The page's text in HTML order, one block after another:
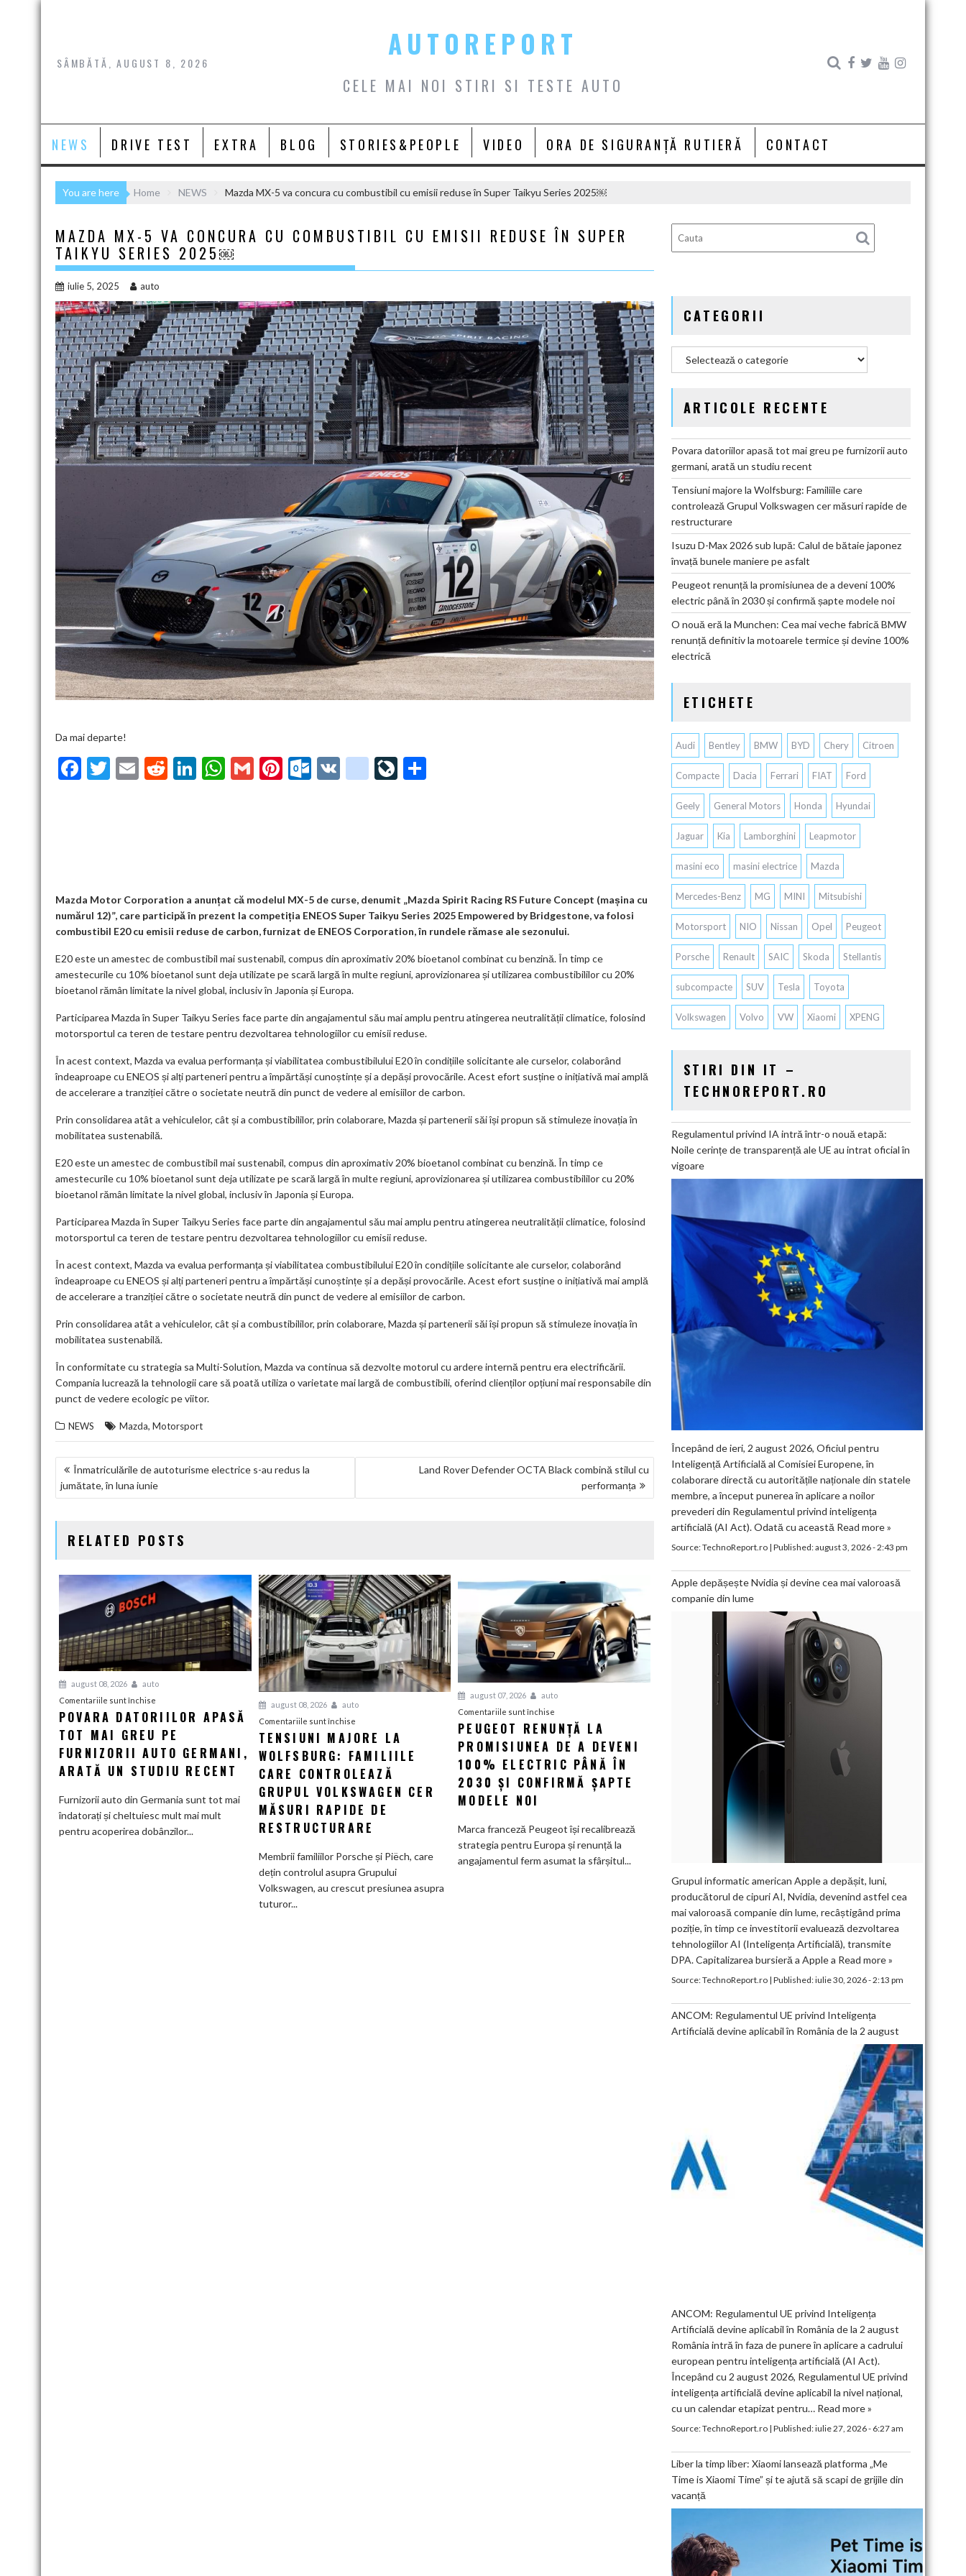
Skip
SÂMBĂTĂ, AUGUST 8, 2026
AUTOREPORT
CELE MAI NOI STIRI SI TESTE AUTO
NEWS DRIVE TEST EXTRA BLOG STORIES&PEOPLE VIDEO ORA DE SIGURANȚĂ RUTIERĂ CONTACT
You are here Home NEWS Mazda MX-5 va concura cu combustibil cu emisii reduse în Super Taikyu Series 2025￼
MAZDA MX-5 VA CONCURA CU COMBUSTIBIL CU EMISII REDUSE ÎN SUPER
TAIKYU SERIES 2025￼
iulie 5, 2025 auto
Da mai departe!
F
k
T
E
R
Li W
p
G
Pi O
m
g
o
o
k
m
ks
Li
Mazda Motor Corporation a anunțat că modelul MX-5 de curse, denumit „Mazda Spirit Racing RS Future Concept (mașina cu
numărul 12)”, care participă în prezent la competiția ENEOS Super Taikyu Series 2025 Empowered by Bridgestone, va folosi
combustibil E20 cu emisii reduse de carbon, furnizat de ENEOS Corporation, în rundele rămase ale sezonului.
E20 este un amestec de combustibil mai sustenabil, compus din aproximativ 20% bioetanol combinat cu benzină. În timp ce
amestecurile cu 10% bioetanol sunt deja utilizate pe scară largă în multe regiuni, aprovizionarea și utilizarea combustibililor cu 20%
bioetanol rămân limitate la nivel global, inclusiv în Japonia și Europa.
Participarea Mazda în Super Taikyu Series face parte din angajamentul său mai amplu pentru atingerea neutralității climatice, folosind
motorsportul ca teren de testare pentru dezvoltarea tehnologiilor cu emisii reduse.
În acest context, Mazda va evalua performanța și viabilitatea combustibilului E20 în condițiile solicitante ale curselor, colaborând
îndeaproape cu ENEOS și alți parteneri pentru a împărtăși cunoștințe și a depăși provocările. Acest efort susține o inițiativă mai amplă
de accelerare a tranziției către o societate neutră din punct de vedere al emisiilor de carbon.
Prin consolidarea atât a vehiculelor, cât și a combustibililor, prin colaborare, Mazda și partenerii săi își propun să stimuleze inovația în
mobilitatea sustenabilă.
E20 este un amestec de combustibil mai sustenabil, compus din aproximativ 20% bioetanol combinat cu benzină. În timp ce
amestecurile cu 10% bioetanol sunt deja utilizate pe scară largă în multe regiuni, aprovizionarea și utilizarea combustibililor cu 20%
bioetanol rămân limitate la nivel global, inclusiv în Japonia și Europa.
Participarea Mazda în Super Taikyu Series face parte din angajamentul său mai amplu pentru atingerea neutralității climatice, folosind
motorsportul ca teren de testare pentru dezvoltarea tehnologiilor cu emisii reduse.
În acest context, Mazda va evalua performanța și viabilitatea combustibilului E20 în condițiile solicitante ale curselor, colaborând
îndeaproape cu ENEOS și alți parteneri pentru a împărtăși cunoștințe și a depăși provocările. Acest efort susține o inițiativă mai amplă
de accelerare a tranziției către o societate neutră din punct de vedere al emisiilor de carbon.
Prin consolidarea atât a vehiculelor, cât și a combustibililor, prin colaborare, Mazda și partenerii săi își propun să stimuleze inovația în
mobilitatea sustenabilă.
În conformitate cu strategia sa Multi-Solution, Mazda va continua să dezvolte motorul cu ardere internă pentru era electrificării.
Compania lucrează la tehnologii care să poată utiliza o varietate mai largă de combustibili, oferind clienților opțiuni mai responsabile din
punct de vedere ecologic pe viitor.
NEWS Mazda, Motorsport
NAVIGARE
ÎN
Înmatriculările de autoturisme electrice s-au redus la
jumătate, în luna iunie
Land Rover Defender OCTA Black combină stilul cu
performanța
RELATED POSTS
august 08, 2026
auto
Comentariile sunt închise
Povara
datoriilor
apasă
mai
furnizorii
POVARA DATORIILOR APASĂ
TOT MAI GREU PE
FURNIZORII AUTO GERMANI,
ARATĂ UN STUDIU RECENT
Furnizorii auto din Germania sunt tot mai
îndatorați și cheltuiesc mult mai mult
pentru acoperirea dobânzilor...
august 08, 2026
auto
Comentariile sunt închisepentru
Tensiuni
majore
la
Familiile
care
controlează
Volkswagen
cer
măsuri
TENSIUNI MAJORE LA
WOLFSBURG: FAMILIILE
CARE CONTROLEAZĂ
GRUPUL VOLKSWAGEN CER
MĂSURI RAPIDE DE
RESTRUCTURARE
Membrii familiilor Porsche și Piëch, care
dețin controlul asupra Grupului
Volkswagen, au crescut presiunea asupra
tuturor...
august 07, 2026
auto
Comentariile sunt închise
Peugeot
renunță
la
promisiunea
de
electric
PEUGEOT RENUNȚĂ LA
PROMISIUNEA DE A DEVENI
100% ELECTRIC PÂNĂ ÎN
2030 ȘI CONFIRMĂ ȘAPTE
MODELE NOI
Marca franceză Peugeot își recalibrează
strategia pentru Europa și renunță la
angajamentul ferm asumat la sfârșitul...
CATEGORII
ARTICOLE RECENTE
Povara datoriilor apasă tot mai greu pe furnizorii auto
germani, arată un studiu recent
Tensiuni majore la Wolfsburg: Familiile care
controlează Grupul Volkswagen cer măsuri rapide de
restructurare
Isuzu D-Max 2026 sub lupă: Calul de bătaie japonez
învață bunele maniere pe asfalt
Peugeot renunță la promisiunea de a deveni 100%
electric până în 2030 și confirmă șapte modele noi
O nouă eră la Munchen: Cea mai veche fabrică BMW
renunță definitiv la motoarele termice și devine 100%
electrică
ETICHETE
Audi Bentley BMW BYD Chery Citroen
Compacte Dacia Ferrari FIAT Ford
Geely General Motors Honda Hyundai
Jaguar Kia Lamborghini Leapmotor
masini eco masini electrice Mazda
Mercedes-Benz MG MINI Mitsubishi
Motorsport NIO Nissan Opel Peugeot
Porsche Renault SAIC Skoda Stellantis
subcompacte SUV Tesla Toyota
Volkswagen Volvo VW Xiaomi XPENG
STIRI DIN IT –
TECHNOREPORT.RO
Regulamentul privind IA intră într-o nouă etapă:
Noile cerințe de transparență ale UE au intrat oficial în
vigoare
Începând de ieri, 2 august 2026, Oficiul pentru
Inteligență Artificială al Comisiei Europene, în
colaborare directă cu autoritățile naționale din statele
membre, a început punerea în aplicare a noilor
prevederi din Regulamentul privind inteligența
artificială (AI Act). Odată cu această Read more »
Source:TechnoReport.ro| Published:august 3, 2026 - 2:43 pm
Apple depășește Nvidia și devine cea mai valoroasă
companie din lume
Grupul informatic american Apple a depășit, luni,
producătorul de cipuri AI, Nvidia, devenind astfel cea
mai valoroasă companie din lume, recâștigând prima
poziție, în timp ce investitorii evaluează dezvoltarea
tehnologiilor AI (Inteligența Artificială), transmite
DPA. Capitalizarea bursieră a Apple a Read more »
Source:TechnoReport.ro| Published:iulie 30, 2026 - 2:13 pm
ANCOM: Regulamentul UE privind Inteligența
Artificială devine aplicabil în România de la 2 august
ANCOM: Regulamentul UE privind Inteligența
Artificială devine aplicabil în România de la 2 august
România intră în faza de punere în aplicare a cadrului
european pentru inteligența artificială (AI Act).
Începând cu 2 august 2026, Regulamentul UE privind
inteligența artificială devine aplicabil la nivel național,
cu un calendar etapizat pentru… Read more »
Source:TechnoReport.ro| Published:iulie 27, 2026 - 6:27 am
Liber la timp liber: Xiaomi lansează platforma „Me
Time is Xiaomi Time” și te ajută să scapi de grijile din
vacanță